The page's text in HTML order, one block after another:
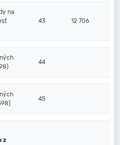
na
43 12 706
44
45
z